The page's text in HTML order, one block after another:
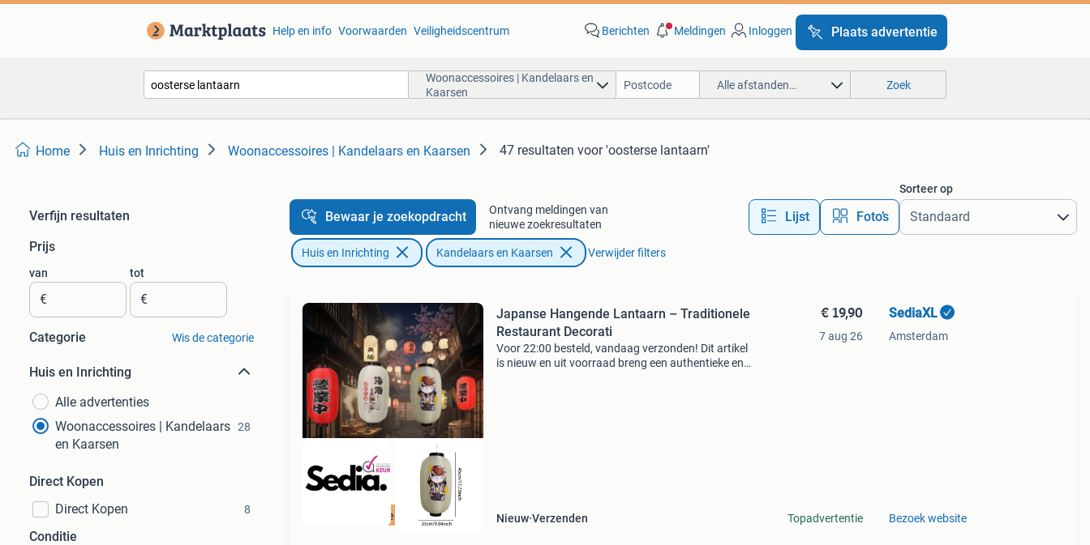
Help en info Voorwaarden Veiligheidscentrum Berichten Meldingen Inloggen Plaats advertentie
Woonaccessoires | Kandelaars en
Kaarsen
Alle afstanden… Zoek
Home Huis en Inrichting Woonaccessoires | Kandelaars en Kaarsen 47 resultaten voor 'oosterse lantaarn'
Verfijn resultaten
Prijs
van
€
tot
€
Categorie Wis de categorie
Huis en Inrichting
Alle advertenties
Woonaccessoires | Kandelaars
en Kaarsen
28
Direct Kopen
Direct Kopen
8
Conditie
Bewaar je zoekopdracht
Ontvang meldingen van
nieuwe zoekresultaten
Lijst Foto’s
Sorteer op
Huis en Inrichting Kandelaars en Kaarsen Verwijder filters
Beoordeeld met 9+
Japanse Hangende Lantaarn – Traditionele
Restaurant Decorati
Voor 22:00 besteld, vandaag verzonden! Dit artikel
is nieuw en uit voorraad breng een authentieke en
Nieuw Verzenden
€ 19,90
7 aug 26
Topadvertentie
SediaXL
Amsterdam
Bezoek website